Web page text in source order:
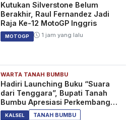
Kutukan Silverstone Belum
Berakhir, Raul Fernandez Jadi
Raja Ke-12 MotoGP Inggris
MOTOGP 1 jam yang lalu
WARTA TANAH BUMBU
Hadiri Launching Buku “Suara
dari Tenggara”, Bupati Tanah
Bumbu Apresiasi Perkembangan
Literasi di Bumi Bersujud
KALSEL
TANAH BUMBU